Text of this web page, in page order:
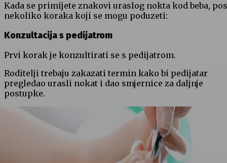
Kada se primijete znakovi uraslog nokta kod beba,
nekoliko koraka koji se mogu poduzeti:
Konzultacija s pedijatrom
Prvi korak je konzultirati se s pedijatrom.
Roditelji trebaju zakazati termin kako bi pedijatar
pregledao urasli nokat i dao smjernice za daljnje
postupke.